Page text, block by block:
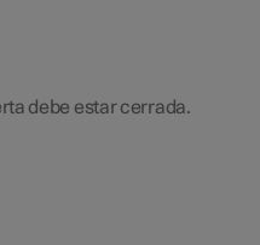
debe estar cerrada.